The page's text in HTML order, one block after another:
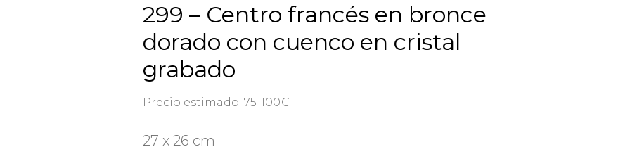
299 – Centro francés en bronce
dorado con cuenco en cristal
grabado
Precio estimado: 75-100€
27 x 26 cm